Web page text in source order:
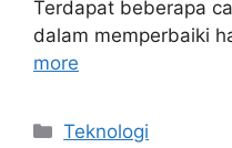
Terdapat beberapa
dalam memperbaiki
more
Categories
Teknologi